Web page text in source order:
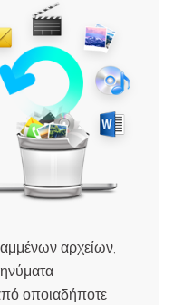
αρχείων,
οποιαδήποτε